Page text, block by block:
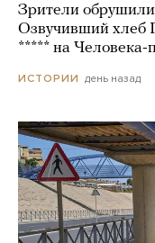
Зрители
Озвучивший хлеб
***** на Человека-
ИСТОРИИ день назад